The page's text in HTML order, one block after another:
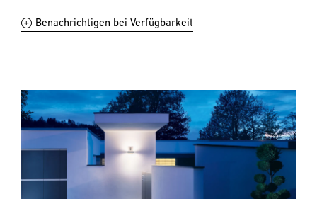
Benachrichtigen bei Verfügbarkeit